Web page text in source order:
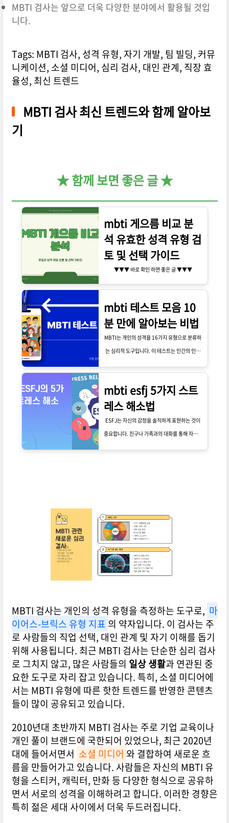
MBTI 검사는 앞으로 더욱 다양한 분야에서 활용될 것입
니다.
Tags: MBTI 검사, 성격 유형, 자기 개발, 팀 빌딩, 커뮤
니케이션, 소셜 미디어, 심리 검사, 대인 관계, 직장 효
율성, 최신 트렌드
MBTI 검사 최신 트렌드와 함께 알아보
기
★ 함께 보면 좋은 글 ★
mbti 게으름 비교 분
석 유효한 성격 유형 검
토 및 선택 가이드
▼▼▼ 바로 확인 하면 좋은 글 ▼▼▼
mbti 테스트 모음 10
분 만에 알아보는 비법
MBTI는 개인의 성격을 16가지 유형으로 분류하
는 심리적 도구입니다. 이 테스트는 인간의 인식
각(S) vs 직관(N), 사고(T) vs 감정(F), 판단(J) vs
인식(P). 이러한 요소들은 개인의 행동, 결정 및
상호작용 방식에 큰 영향을 미칩니다.
mbti esfj 5가지 스트
레스 해소법
ESFJ는 자신의 감정을 솔직하게 표현하는 것이
중요합니다. 친구나 가족과의 대화를 통해 자신의
합니다.
MBTI 검사는 개인의 성격 유형을 측정하는 도구로, 마
이어스-브릭스 유형 지표 의 약자입니다. 이 검사는 주
로 사람들의 직업 선택, 대인 관계 및 자기 이해를 돕기
위해 사용됩니다. 최근 MBTI 검사는 단순한 심리 검사
로 그치지 않고, 많은 사람들의 일상 생활과 연관된 중
요한 도구로 자리 잡고 있습니다. 특히, 소셜 미디어에
서는 MBTI 유형에 따른 핫한 트렌드를 반영한 콘텐츠
들이 많이 공유되고 있습니다.
2010년대 초반까지 MBTI 검사는 주로 기업 교육이나
개인 풀이 브랜드에 국한되어 있었으나, 최근 2020년
대에 들어서면서 소셜 미디어 와 결합하여 새로운 흐
름을 만들어가고 있습니다. 사람들은 자신의 MBTI 유
형을 스티커, 캐릭터, 만화 등 다양한 형식으로 공유하
면서 서로의 성격을 이해하려고 합니다. 이러한 경향은
특히 젊은 세대 사이에서 더욱 두드러집니다.